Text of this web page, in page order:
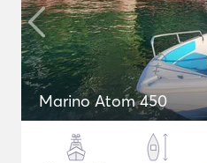
Marino Atom 450